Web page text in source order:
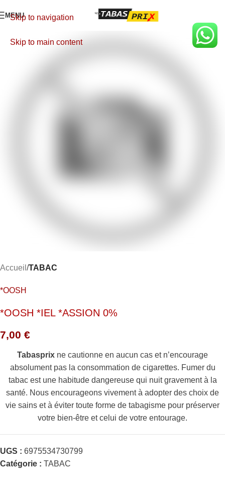
Skip to navigation
Skip to main content
MENU
Accueil TABAC
*OOSH
*OOSH *IEL *ASSION 0%
7,00 €
Tabasprix ne cautionne en aucun cas et n’encourage
absolument pas la consommation de cigarettes. Fumer du
tabac est une habitude dangereuse qui nuit gravement à la
santé. Nous encourageons vivement à adopter des choix de
vie sains et à éviter toute forme de tabagisme pour préserver
votre bien-être et celui de votre entourage.
UGS : 6975534730799
Catégorie : TABAC